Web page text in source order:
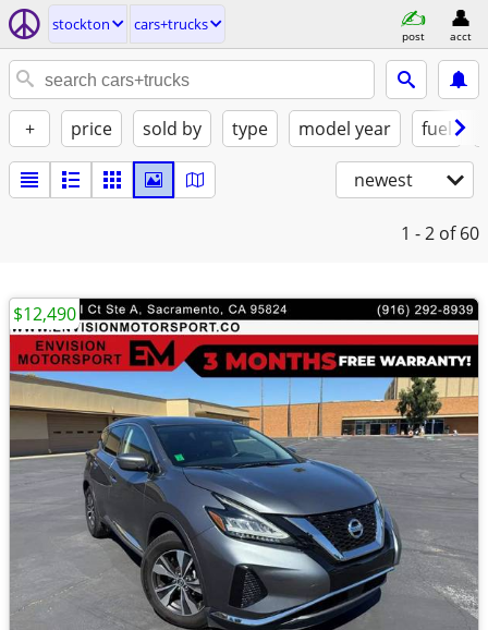
stockton cars+trucks
post acct
+ price sold by type model year fuel
newest
1 - 2 of 60
$12,490